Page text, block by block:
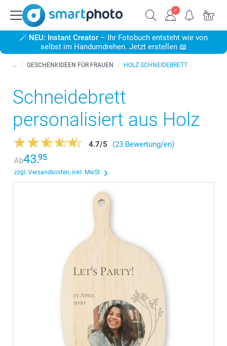
🪄 NEU: Instant Creator – Ihr Fotobuch entsteht wie von
selbst im Handumdrehen. Jetzt erstellen 📖
GESCHENKIDEEN FÜR FRAUEN HOLZ SCHNEIDEBRETT
Schneidebrett
personalisiert aus Holz
4.7/5
(23 Bewertung/en)
Ab43.95
zzgl. Versandkosten, inkl. MwSt